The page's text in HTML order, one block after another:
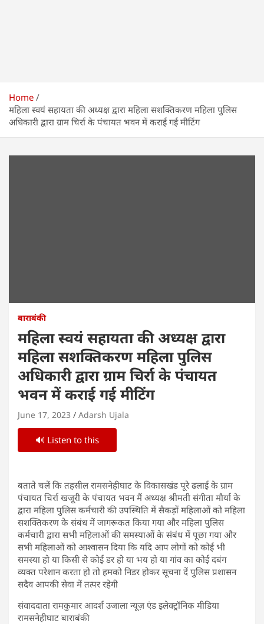
Home
महिला स्वयं सहायता की अध्यक्ष द्वारा महिला सशक्तिकरण महिला पुलिस
अधिकारी द्वारा ग्राम चिर्रा के पंचायत भवन में कराई गई मीटिंग
बाराबंकी
महिला स्वयं सहायता की अध्यक्ष द्वारा
महिला सशक्तिकरण महिला पुलिस
अधिकारी द्वारा ग्राम चिर्रा के पंचायत
भवन में कराई गई मीटिंग
June 17, 2023 Adarsh Ujala
🔊 Listen to this
बताते चलें कि तहसील रामसनेहीघाट के विकासखंड पूरे ढलाई के ग्राम
पंचायत चिर्रा खजूरी के पंचायत भवन मैं अध्यक्ष श्रीमती संगीता मौर्या के
द्वारा महिला पुलिस कर्मचारी की उपस्थिति में सैकड़ों महिलाओं को महिला
सशक्तिकरण के संबंध में जागरूकत किया गया और महिला पुलिस
कर्मचारी द्वारा सभी महिलाओं की समस्याओं के संबंध में पूछा गया और
सभी महिलाओं को आश्वासन दिया कि यदि आप लोगों को कोई भी
समस्या हो या किसी से कोई डर हो या भय हो या गांव का कोई दबंग
व्यक्त परेशान करता हो तो हमको निडर होकर सूचना दें पुलिस प्रशासन
सदैव आपकी सेवा में तत्पर रहेगी
संवाददाता रामकुमार आदर्श उजाला न्यूज़ एंड इलेक्ट्रॉनिक मीडिया
रामसनेहीघाट बाराबंकी